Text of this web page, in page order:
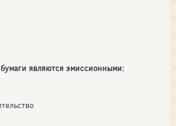
являются эмиссионными: